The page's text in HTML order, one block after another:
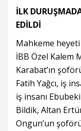
İLK
EDİLDİ
Mahkeme
İBB Özel Kalem
Karabat’ın
Fatih Yağcı, iş
iş insanı
Bildik, Altan
Ongun’un